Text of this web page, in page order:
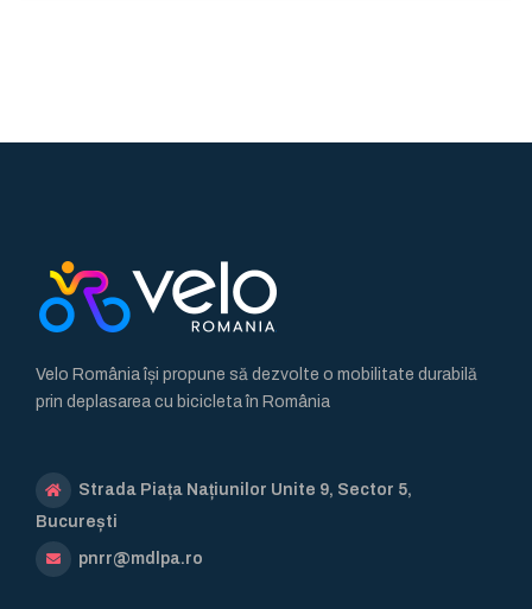
Velo România își propune să dezvolte o mobilitate durabilă
prin deplasarea cu bicicleta în România
Strada Piața Națiunilor Unite 9, Sector 5,
București
pnrr@mdlpa.ro